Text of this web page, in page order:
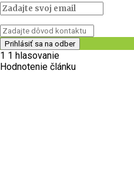
1 1 hlasovanie
Hodnotenie článku